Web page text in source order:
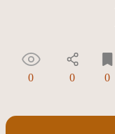
0 0 0